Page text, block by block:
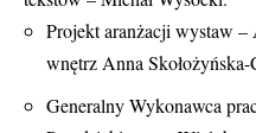
Projekt aranżacji wystaw
wnętrz Anna Skołożyńska-
Generalny Wykonawca